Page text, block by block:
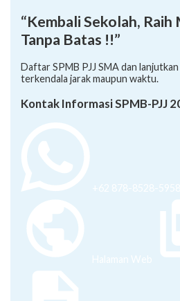
“Kembali Sekolah,
Tanpa Batas !!”
Daftar SPMB PJJ SMA dan
terkendala jarak maupun waktu.
Kontak Informasi SPMB-PJJ
+62 878-8528-
Halaman Web